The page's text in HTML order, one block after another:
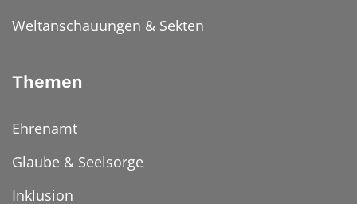
Weltanschauungen & Sekten
Themen
Ehrenamt
Glaube & Seelsorge
Inklusion